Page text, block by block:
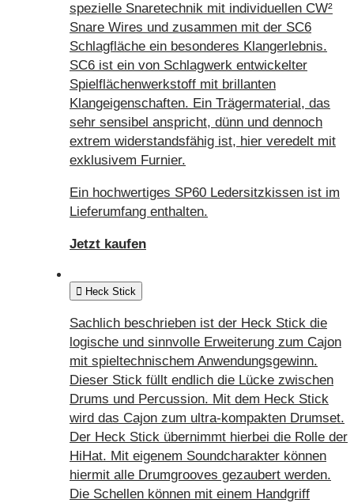
spezielle Snaretechnik mit individuellen CW²
Snare Wires und zusammen mit der SC6
Schlagfläche ein besonderes Klangerlebnis.
SC6 ist ein von Schlagwerk entwickelter
Spielflächenwerkstoff mit brillanten
Klangeigenschaften. Ein Trägermaterial, das
sehr sensibel anspricht, dünn und dennoch
extrem widerstandsfähig ist, hier veredelt mit
exklusivem Furnier.
Ein hochwertiges SP60 Ledersitzkissen ist im
Lieferumfang enthalten.
Jetzt kaufen
Heck Stick
Sachlich beschrieben ist der Heck Stick die
logische und sinnvolle Erweiterung zum Cajon
mit spieltechnischem Anwendungsgewinn.
Dieser Stick füllt endlich die Lücke zwischen
Drums und Percussion. Mit dem Heck Stick
wird das Cajon zum ultra-kompakten Drumset.
Der Heck Stick übernimmt hierbei die Rolle der
HiHat. Mit eigenem Soundcharakter können
hiermit alle Drumgrooves gezaubert werden.
Die Schellen können mit einem Handgriff